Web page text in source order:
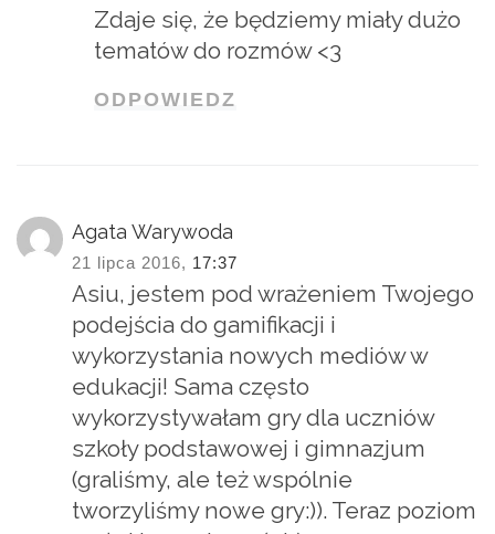
Zdaje się, że będziemy miały dużo
tematów do rozmów <3
ODPOWIEDZ
Agata Warywoda
21 lipca 2016, 17:37
Asiu, jestem pod wrażeniem Twojego
podejścia do gamifikacji i
wykorzystania nowych mediów w
edukacji! Sama często
wykorzystywałam gry dla uczniów
szkoły podstawowej i gimnazjum
(graliśmy, ale też wspólnie
tworzyliśmy nowe gry:)). Teraz poziom